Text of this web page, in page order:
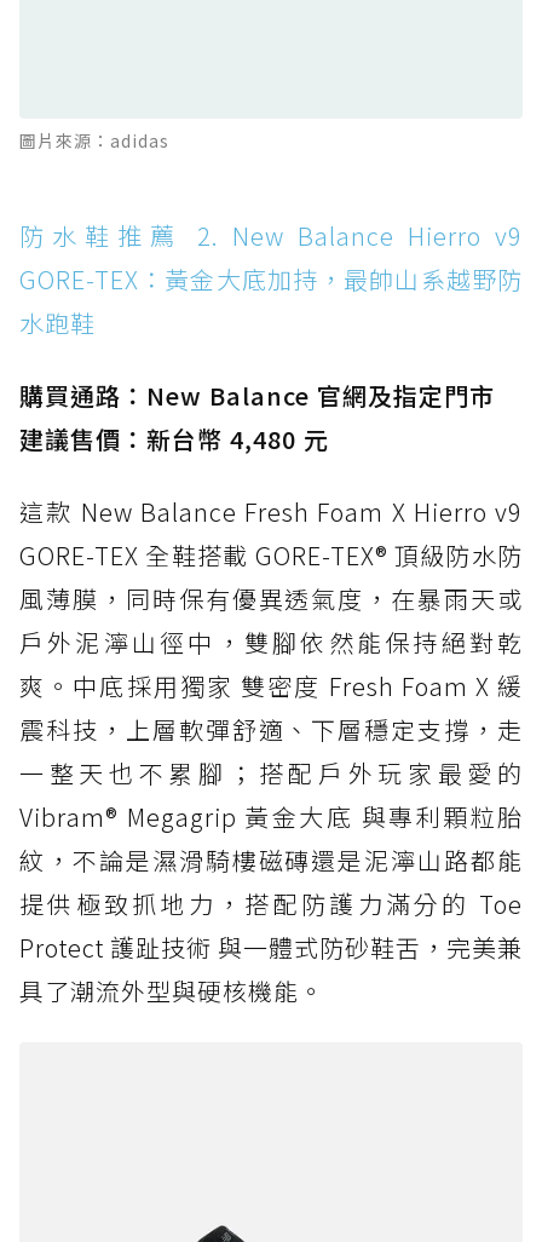
Boot：馬汀首款雨靴登場，經典八孔加上全防
防水鞋推薦 14. SKECHERS BADGER
WATERPROOF：一踩即穿懶人神器！搭載固特
異大底與全防水厚底健走鞋
防水鞋推薦 15. Brooks Cascadia 19 GTX：注
圖片來源：adidas
防水鞋推薦 2. New Balance Hierro v9
GORE-TEX：黃金大底加持，最帥山系越野防
水跑鞋
購買通路：New Balance 官網及指定門市
建議售價：新台幣 4,480 元
這款 New Balance Fresh Foam X Hierro v9
GORE-TEX 全鞋搭載 GORE-TEX® 頂級防水防
風薄膜，同時保有優異透氣度，在暴雨天或
戶外泥濘山徑中，雙腳依然能保持絕對乾
爽。中底採用獨家 雙密度 Fresh Foam X 緩
震科技，上層軟彈舒適、下層穩定支撐，走
一整天也不累腳；搭配戶外玩家最愛的
Vibram® Megagrip 黃金大底 與專利顆粒胎
紋，不論是濕滑騎樓磁磚還是泥濘山路都能
提供極致抓地力，搭配防護力滿分的 Toe
Protect 護趾技術 與一體式防砂鞋舌，完美兼
具了潮流外型與硬核機能。